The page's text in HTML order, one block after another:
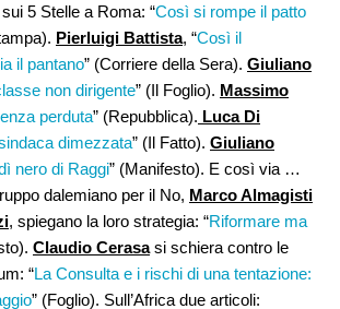
sui 5 Stelle a Roma: “Così si rompe il patto
Pierluigi Battista, “Così il
il pantano” (Corriere della Sera). Giuliano
non dirigente” (Il Foglio). Massimo
perduta” (Repubblica). Luca Di
dimezzata” (Il Fatto). Giuliano
nero di Raggi” (Manifesto). E così via …
dalemiano per il No, Marco Almagisti
, spiegano la loro strategia: “Riformare ma
Claudio Cerasasi schiera contro le
“La Consulta e i rischi di una tentazione:
” (Foglio). Sull’Africa due articoli: